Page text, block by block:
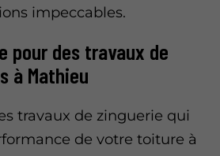
impeccables.
pour des travaux de
à Mathieu
travaux de zinguerie qui
de votre toiture à